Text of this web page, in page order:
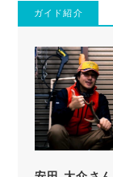
ガイド紹介